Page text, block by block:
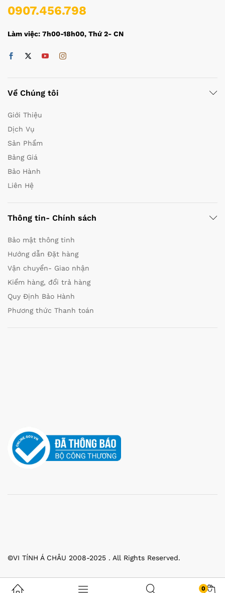
0907.456.798
Làm việc: 7h00-18h00, Thứ 2- CN
Về Chúng tôi
Giới Thiệu
Dịch Vụ
Sản Phẩm
Bảng Giá
Bảo Hành
Liên Hệ
Thông tin- Chính sách
Bảo mật thông tinh
Hướng dẫn Đặt hàng
Vận chuyển- Giao nhận
Kiểm hàng, đổi trả hàng
Quy Định Bảo Hành
Phương thức Thanh toán
©VI TÍNH Á CHÂU 2008-2025 . All Rights Reserved.
0